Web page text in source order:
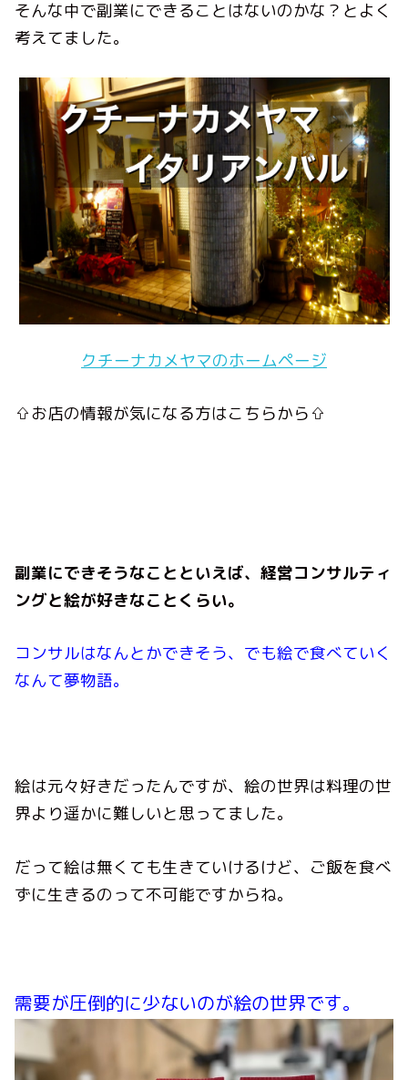
そんな中で副業にできることはないのかな？とよく
考えてました。
クチーナカメヤマのホームページ
⇧お店の情報が気になる方はこちらから⇧
副業にできそうなことといえば、経営コンサルティ
ングと絵が好きなことくらい。
コンサルはなんとかできそう、でも絵で食べていく
なんて夢物語。
絵は元々好きだったんですが、絵の世界は料理の世
界より遥かに難しいと思ってました。
だって絵は無くても生きていけるけど、ご飯を食べ
ずに生きるのって不可能ですからね。
需要が圧倒的に少ないのが絵の世界です。